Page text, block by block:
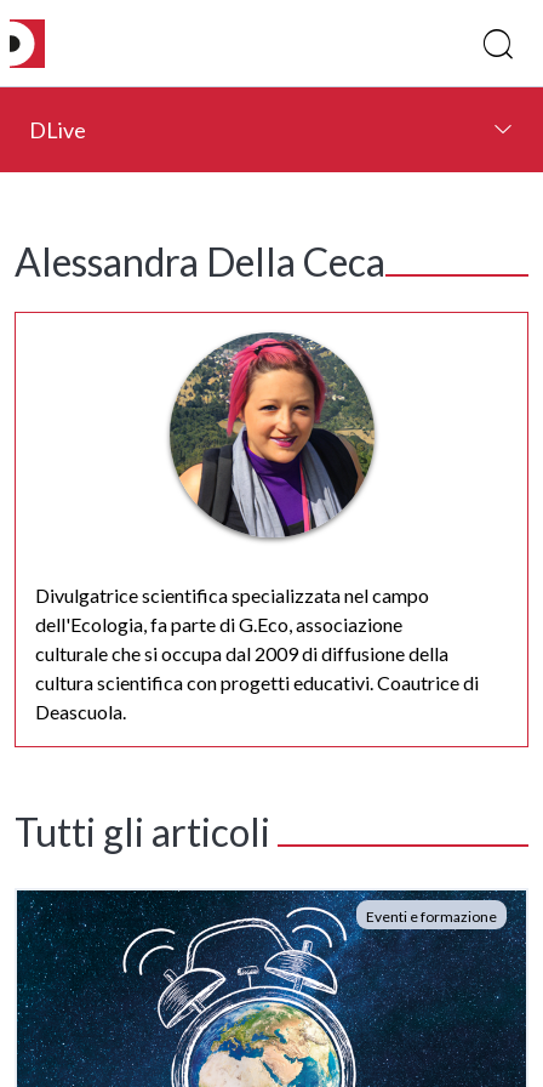
DLive
Alessandra Della Ceca
Divulgatrice scientifica specializzata nel campo
dell'Ecologia, fa parte di G.Eco, associazione
culturale che si occupa dal 2009 di diffusione della
cultura scientifica con progetti educativi. Coautrice di
Deascuola.
Tutti gli articoli
Eventi e formazione